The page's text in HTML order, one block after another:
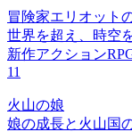
冒険家エリオット
世界を超え、時空
新作アクション
11
火山の娘
娘の成長と火山国